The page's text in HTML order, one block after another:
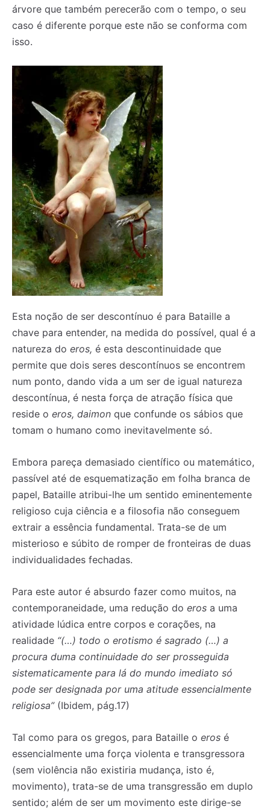
árvore que também perecerão com o tempo, o seu
caso é diferente porque este não se conforma com
isso.
Esta noção de ser descontínuo é para Bataille a
chave para entender, na medida do possível, qual é a
natureza do eros, é esta descontinuidade que
permite que dois seres descontínuos se encontrem
num ponto, dando vida a um ser de igual natureza
descontínua, é nesta força de atração física que
reside o eros, daimon que confunde os sábios que
tomam o humano como inevitavelmente só.
Embora pareça demasiado científico ou matemático,
passível até de esquematização em folha branca de
papel, Bataille atribui-lhe um sentido eminentemente
religioso cuja ciência e a filosofia não conseguem
extrair a essência fundamental. Trata-se de um
misterioso e súbito de romper de fronteiras de duas
individualidades fechadas.
Para este autor é absurdo fazer como muitos, na
contemporaneidade, uma redução do eros a uma
atividade lúdica entre corpos e corações, na
realidade “(…) todo o erotismo é sagrado (…) a
procura duma continuidade do ser prosseguida
sistematicamente para lá do mundo imediato só
pode ser designada por uma atitude essencialmente
religiosa” (Ibidem, pág.17)
Tal como para os gregos, para Bataille o eros é
essencialmente uma força violenta e transgressora
(sem violência não existiria mudança, isto é,
movimento), trata-se de uma transgressão em duplo
sentido; além de ser um movimento este dirige-se